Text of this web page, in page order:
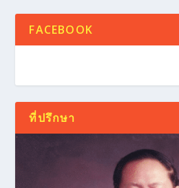
FACEBOOK
ที่ปรึกษา